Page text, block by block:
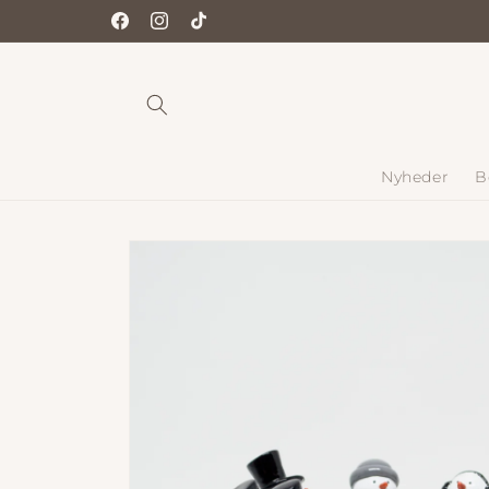
FacebookInstagram
TikTok
Nyheder